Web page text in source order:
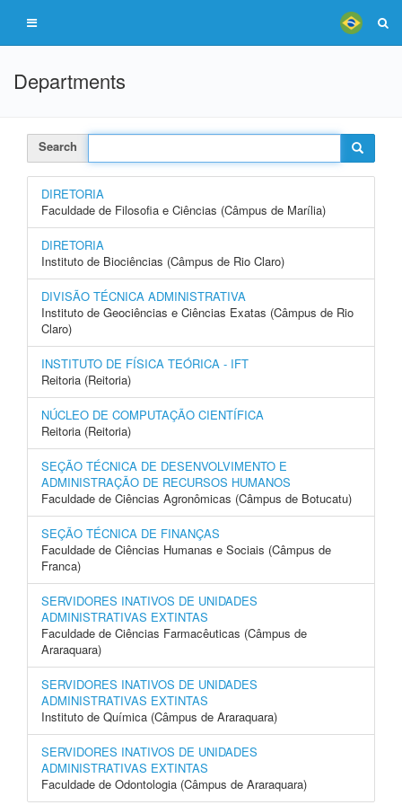
Departments
Search
DIRETORIA
Faculdade de Filosofia e Ciências (Câmpus de Marília)
DIRETORIA
Instituto de Biociências (Câmpus de Rio Claro)
DIVISÃO TÉCNICA ADMINISTRATIVA
Instituto de Geociências e Ciências Exatas (Câmpus de Rio
Claro)
INSTITUTO DE FÍSICA TEÓRICA - IFT
Reitoria (Reitoria)
NÚCLEO DE COMPUTAÇÃO CIENTÍFICA
Reitoria (Reitoria)
SEÇÃO TÉCNICA DE DESENVOLVIMENTO E
ADMINISTRAÇÃO DE RECURSOS HUMANOS
Faculdade de Ciências Agronômicas (Câmpus de Botucatu)
SEÇÃO TÉCNICA DE FINANÇAS
Faculdade de Ciências Humanas e Sociais (Câmpus de
Franca)
SERVIDORES INATIVOS DE UNIDADES
ADMINISTRATIVAS EXTINTAS
Faculdade de Ciências Farmacêuticas (Câmpus de
Araraquara)
SERVIDORES INATIVOS DE UNIDADES
ADMINISTRATIVAS EXTINTAS
Instituto de Química (Câmpus de Araraquara)
SERVIDORES INATIVOS DE UNIDADES
ADMINISTRATIVAS EXTINTAS
Faculdade de Odontologia (Câmpus de Araraquara)